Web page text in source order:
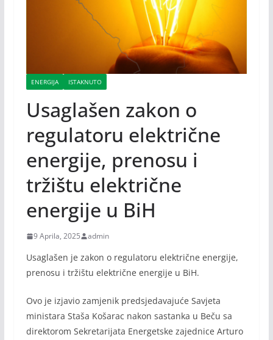
ENERGIJA ISTAKNUTO
Usaglašen zakon o
regulatoru električne
energije, prenosu i
tržištu električne
energije u BiH
9 Aprila, 2025 admin
Usaglašen je zakon o regulatoru električne energije,
prenosu i tržištu električne energije u BiH.
Ovo je izjavio zamjenik predsjedavajuće Savjeta
ministara Staša Košarac nakon sastanka u Beču sa
direktorom Sekretarijata Energetske zajednice Arturo